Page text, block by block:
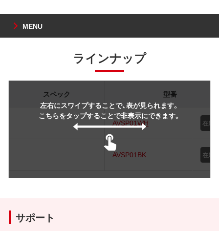
MENU
ラインナップ
左右にスワイプすることで、表が見られます。
こちらをタップすることで非表示にできます。
スペック 型番
AVSP01WH
AVSP01BK
サポート